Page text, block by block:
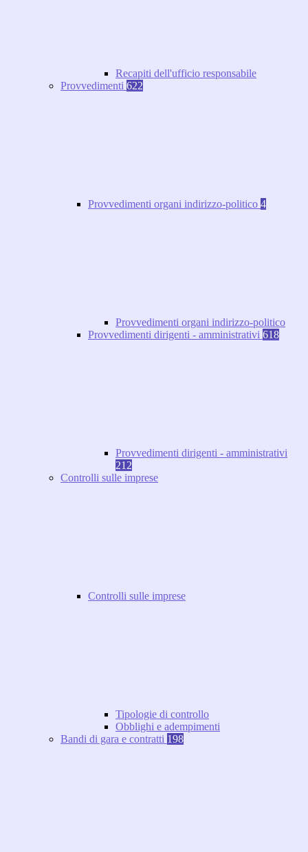
Recapiti dell'ufficio responsabile
Provvedimenti 622
Provvedimenti organi indirizzo-politico 4
Provvedimenti organi indirizzo-politico
Provvedimenti dirigenti - amministrativi 618
Provvedimenti dirigenti - amministrativi
212
Controlli sulle imprese
Controlli sulle imprese
Tipologie di controllo
Obblighi e adempimenti
Bandi di gara e contratti 198